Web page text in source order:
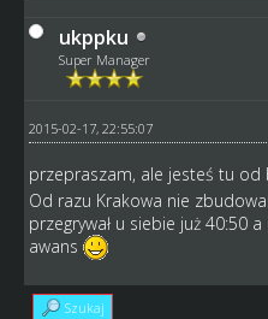
ukppku
Super Manager
2015-02-17, 22:55:07
przepraszam, ale jesteś tu
Od razu Krakowa nie
przegrywał u siebie już 40:50
awans
Szukaj